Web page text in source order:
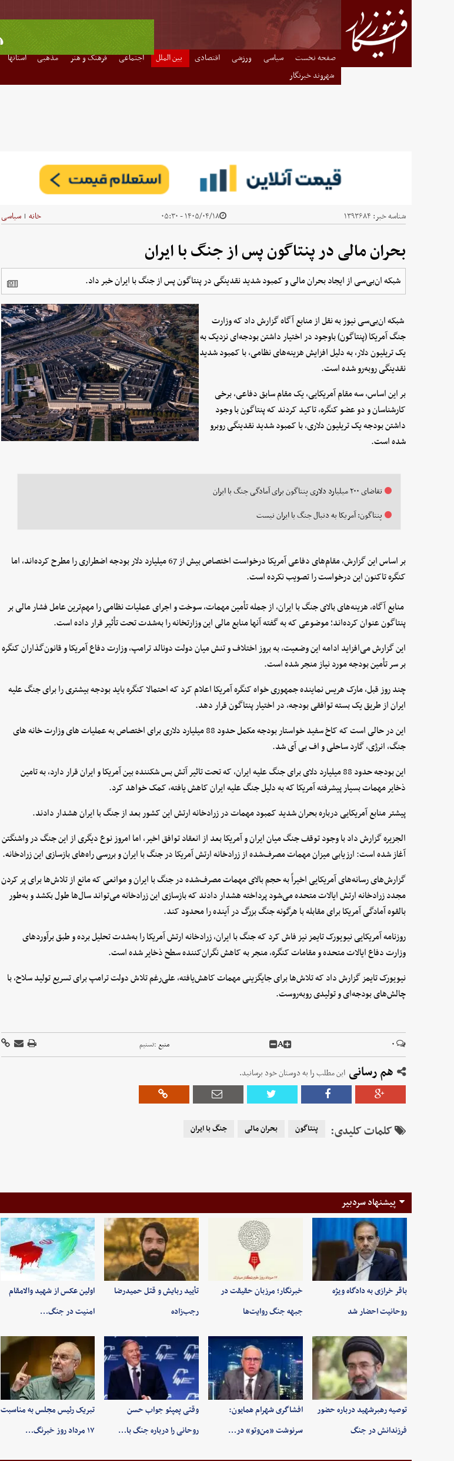
صفحه نخست سیاسی ورزشی اقتصادی بین الملل اجتماعی فرهنگ و هنر مذهبی استانها
شهروند خبرنگار
شناسه خبر: ۱۳۹۳۶۸۴ ۱۴۰۵/۰۴/۱۸ - ۰۵:۳۰ خانه | سیاسی
بحران مالی در پنتاگون پس از جنگ با ایران
شبکه ان‌بی‌سی از ایجاد بحران مالی و کمبود شدید نقدینگی در پنتاگون پس از جنگ با ایران خبر داد.
شبکه ان‌بی‌سی نیوز به نقل از منابع آگاه گزارش داد که وزارت
جنگ آمریکا (پنتاگون) باوجود در اختیار داشتن بودجه‌ای نزدیک به
یک تریلیون دلار، به دلیل افزایش هزینه‌های نظامی، با کمبود شدید
نقدینگی روبه‌رو شده است.
بر این اساس، سه مقام آمریکایی، یک مقام سابق دفاعی، برخی
کارشناسان و دو عضو کنگره، تاکید کردند که پنتاگون با وجود
داشتن بودجه یک تریلیون دلاری، با کمبود شدید نقدینگی روبرو
شده است.
تقاضای ۲۰۰ میلیارد دلاری پنتاگون برای آمادگی جنگ با ایران
پنتاگون: آمریکا به دنبال جنگ با ایران نیست
بر اساس این گزارش، مقام‌های دفاعی آمریکا درخواست اختصاص بیش از 67 میلیارد دلار بودجه اضطراری را مطرح کرده‌اند، اما
کنگره تاکنون این درخواست را تصویب نکرده است.
منابع آگاه، هزینه‌های بالای جنگ با ایران، از جمله تأمین مهمات، سوخت و اجرای عملیات نظامی را مهم‌ترین عامل فشار مالی بر
پنتاگون عنوان کرده‌اند؛ موضوعی که به گفته آنها منابع مالی این وزارتخانه را به‌شدت تحت تأثیر قرار داده است.
این گزارش می‌افزاید ادامه این وضعیت، به بروز اختلاف و تنش میان دولت دونالد ترامپ، وزارت دفاع آمریکا و قانون‌گذاران کنگره
بر سر تأمین بودجه مورد نیاز منجر شده است.
چند روز قبل، مارک هریس نماینده جمهوری خواه کنگره آمریکا اعلام کرد که احتمالا کنگره باید بودجه بیشتری را برای جنگ علیه
ایران از طریق یک بسته توافقی بودجه، در اختیار پنتاگون قرار دهد.
این در حالی است که کاخ سفید خواستار بودجه مکمل حدود 88 میلیارد دلاری برای اختصاص به عملیات های وزارت خانه های
جنگ، انرژی، گارد ساحلی و اف بی آی شد.
این بودجه حدود 88 میلیارد دلای برای جنگ علیه ایران، که تحت تاثیر آتش بس شکننده بین آمریکا و ایران قرار دارد، به تامین
ذخایر مهمات بسیار پیشرفته آمریکا که به دلیل جنگ علیه ایران کاهش یافته، کمک خواهد کرد.
پیشتر منابع آمریکایی درباره بحران شدید کمبود مهمات در زرادخانه ارتش این کشور بعد از جنگ با ایران هشدار دادند.
الجزیره گزارش داد با وجود توقف جنگ میان ایران و آمریکا بعد از انعقاد توافق اخیر، اما امروز نوع دیگری از این جنگ در واشنگتن
آغاز شده است: ارزیابی میزان مهمات مصرف‌شده از زرادخانه ارتش آمریکا در جنگ با ایران و بررسی راه‌های بازسازی این زرادخانه.
گزارش‌های رسانه‌های آمریکایی اخیراً به حجم بالای مهمات مصرف‌شده در جنگ با ایران و موانعی که مانع از تلاش‌ها برای پر کردن
مجدد زرادخانه ارتش ایالات متحده می‌شود پرداخته هشدار دادند که بازسازی این زرادخانه می‌تواند سال‌ها طول بکشد و به‌طور
بالقوه آمادگی آمریکا برای مقابله با هرگونه جنگ بزرگ در آینده را محدود کند.
روزنامه آمریکایی نیویورک تایمز نیز فاش کرد که جنگ با ایران، زرادخانه ارتش آمریکا را به‌شدت تحلیل برده و طبق برآوردهای
وزارت دفاع ایالات متحده و مقامات کنگره، منجر به کاهش نگران‌کننده سطح ذخایر شده است.
نیویورک تایمز گزارش داد که تلاش‌ها برای جایگزینی مهمات کاهش‌یافته، علی‌رغم تلاش دولت ترامپ برای تسریع تولید سلاح، با
چالش‌های بودجه‌ای و تولیدی روبه‌روست.
۰ A منبع :تسنیم
هم رسانی این مطلب را به دوستان خود برسانید.
کلمات کلیدی: پنتاگون بحران مالی جنگ با ایران
پیشنهاد سردبیر
باقر خرازی به دادگاه ویژه
روحانیت احضار شد
خبرنگار؛ مرزبان حقیقت در
جبهه جنگ روایت‌ها
تأیید ربایش و قتل حمیدرضا
رجب‌زاده
اولین عکس از شهید والامقام
امنیت در جنگ…
توصیه رهبرشهید درباره حضور
فرزندانش در جنگ
افشاگری شهرام همایون:
سرنوشت «من‌وتو» در…
وقتی پمپئو جواب حسن
روحانی را درباره جنگ با…
تبریک رئیس مجلس به مناسبت
۱۷ مرداد روز خبرنگ…